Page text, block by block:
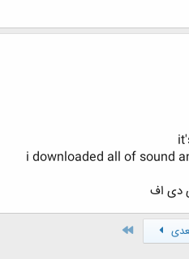
i downloaded all of sound